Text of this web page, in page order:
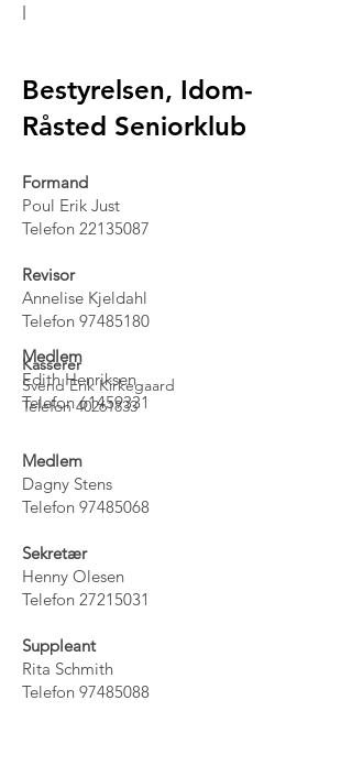
l
Bestyrelsen, Idom-
Råsted Seniorklub
Formand
Poul Erik Just
Telefon 22135087
Revisor
Annelise Kjeldahl
Telefon 97485180
Medlem
Edith Henriksen
Telefon61459331
Kasserer
Svend Erik Kirkegaard
Telefon40261833
Medlem
Dagny Stens
Telefon 97485068
Sekretær
Henny Olesen
Telefon 27215031
Suppleant
Rita Schmith
Telefon 97485088